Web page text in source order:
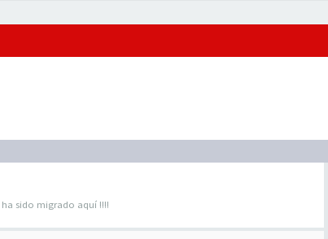
ha sido migrado aquí !!!!